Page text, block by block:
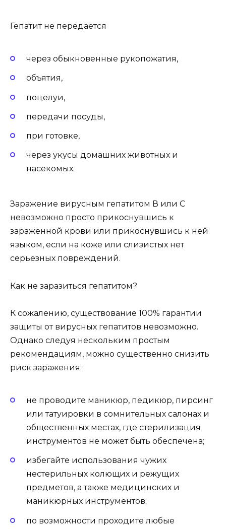
Гепатит не передается
через обыкновенные рукопожатия,
объятия,
поцелуи,
передачи посуды,
при готовке,
через укусы домашних животных и
насекомых.
Заражение вирусным гепатитом В или С
невозможно просто прикоснувшись к
зараженной крови или прикоснувшись к ней
языком, если на коже или слизистых нет
серьезных повреждений.
Как не заразиться гепатитом?
К сожалению, существование 100% гарантии
защиты от вирусных гепатитов невозможно.
Однако следуя нескольким простым
рекомендациям, можно существенно снизить
риск заражения:
не проводите маникюр, педикюр, пирсинг
или татуировки в сомнительных салонах и
общественных местах, где стерилизация
инструментов не может быть обеспечена;
избегайте использования чужих
нестерильных колющих и режущих
предметов, а также медицинских и
маникюрных инструментов;
по возможности проходите любые